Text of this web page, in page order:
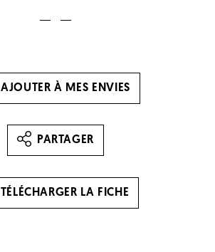
AJOUTER À MES ENVIES
PARTAGER
TÉLÉCHARGER LA FICHE